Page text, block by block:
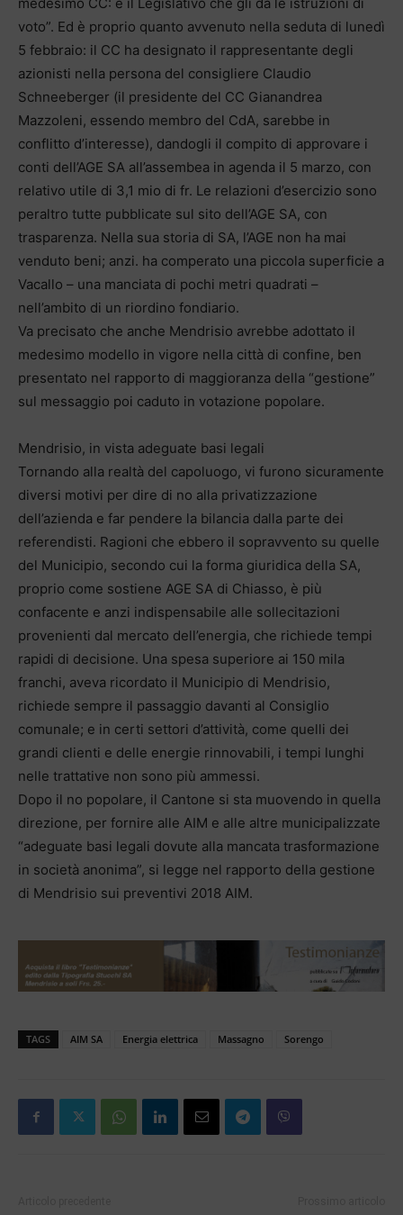
voto”. Ed è proprio quanto avvenuto nella seduta di lunedì
5 febbraio: il CC ha designato il rappresentante degli
azionisti nella persona del consigliere Claudio
Schneeberger (il presidente del CC Gianandrea
Mazzoleni, essendo membro del CdA, sarebbe in
conflitto d’interesse), dandogli il compito di approvare i
conti dell’AGE SA all’assembea in agenda il 5 marzo, con
relativo utile di 3,1 mio di fr. Le relazioni d’esercizio sono
peraltro tutte pubblicate sul sito dell’AGE SA, con
trasparenza. Nella sua storia di SA, l’AGE non ha mai
venduto beni; anzi. ha comperato una piccola superficie a
Vacallo – una manciata di pochi metri quadrati –
nell’ambito di un riordino fondiario.
Va precisato che anche Mendrisio avrebbe adottato il
medesimo modello in vigore nella città di confine, ben
presentato nel rapporto di maggioranza della “gestione”
sul messaggio poi caduto in votazione popolare.
Mendrisio, in vista adeguate basi legali
Tornando alla realtà del capoluogo, vi furono sicuramente
diversi motivi per dire di no alla privatizzazione
dell’azienda e far pendere la bilancia dalla parte dei
referendisti. Ragioni che ebbero il sopravvento su quelle
del Municipio, secondo cui la forma giuridica della SA,
proprio come sostiene AGE SA di Chiasso, è più
confacente e anzi indispensabile alle sollecitazioni
provenienti dal mercato dell’energia, che richiede tempi
rapidi di decisione. Una spesa superiore ai 150 mila
franchi, aveva ricordato il Municipio di Mendrisio,
richiede sempre il passaggio davanti al Consiglio
comunale; e in certi settori d’attività, come quelli dei
grandi clienti e delle energie rinnovabili, i tempi lunghi
nelle trattative non sono più ammessi.
Dopo il no popolare, il Cantone si sta muovendo in quella
direzione, per fornire alle AIM e alle altre municipalizzate
“adeguate basi legali dovute alla mancata trasformazione
in società anonima”, si legge nel rapporto della gestione
di Mendrisio sui preventivi 2018 AIM.
TAGS AIM SA Energia elettrica Massagno Sorengo